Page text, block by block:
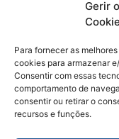
Artigos
Gerir
Para fornecer as
cookies para armazenar
Consentir com essas
comportamento de
consentir ou retirar o
recursos e funções.
(11) 3262-
(47) 99252-